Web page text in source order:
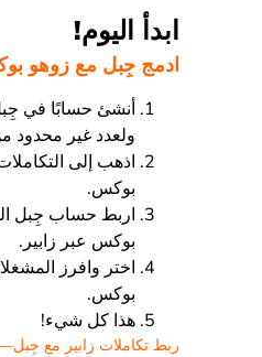
ابدأ اليوم!
ادمج جِبل مع زوهو
أنشئ حسابًا في
ولعدد غير محدود
اذهب إلى
بوكس.
اربط حساب جِبل
بوكس عبر زابير.
اختر وافرز
بوكس.
هذا كل شيء!
ربط تكاملات زابير مع جِبل